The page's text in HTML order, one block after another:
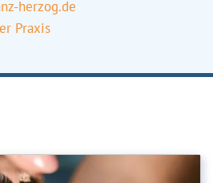
herzog.de
Praxis